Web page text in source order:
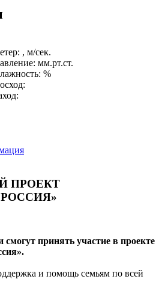
, м/сек.
мм.рт.ст.
%
ПРОЕКТ
принять участие в проекте
и помощь семьям по всей